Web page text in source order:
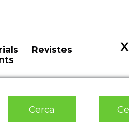
Revistes
Cerca